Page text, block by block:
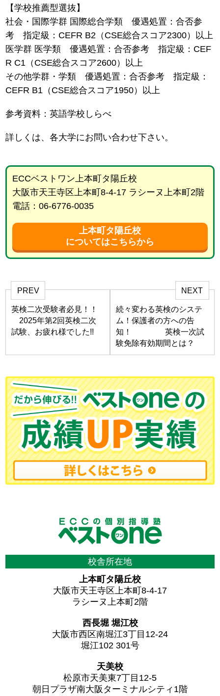
【学校推薦型選抜】
社会・国際学群 国際総合学類 優遇処置：合否参
考 指定級：CEFR B2（CSE総合スコア2300）以上
医学群 医学類 優遇処置：合否参考 指定級：CEF
R C1（CSE総合スコア2600）以上
その他学群・学類 優遇処置：合否参考 指定級：
CEFR B1（CSE総合スコア1950）以上
参考資料：英語学校しらべ
詳しくは、各大学にお問い合わせ下さい。
ECCベストワン上本町タ陽丘校
大阪市天王寺区上本町8-4-17 ラシーヌ上本町2階
電話：06-6776-0035
上本町タ陽丘校
についてはこちらから
PREV
英検二次受験者必見！！
2025年第2回英検二次
試験、お疲れ様でした!!
NEXT
続々変わる英検のシステ
ム！保護者の方への告
知！ 英検一次試
験免除有効期間とは？
校舎所在地
上本町タ陽丘校
大阪市天王寺区上本町8-4-17
ラシーヌ上本町2階
西長堀 堀江校
大阪市西区南堀江3丁目12-24
堀江102 301号
天美校
松原市天美東7丁目12-5
朝日プラザ南大阪ターミナルシティ1階